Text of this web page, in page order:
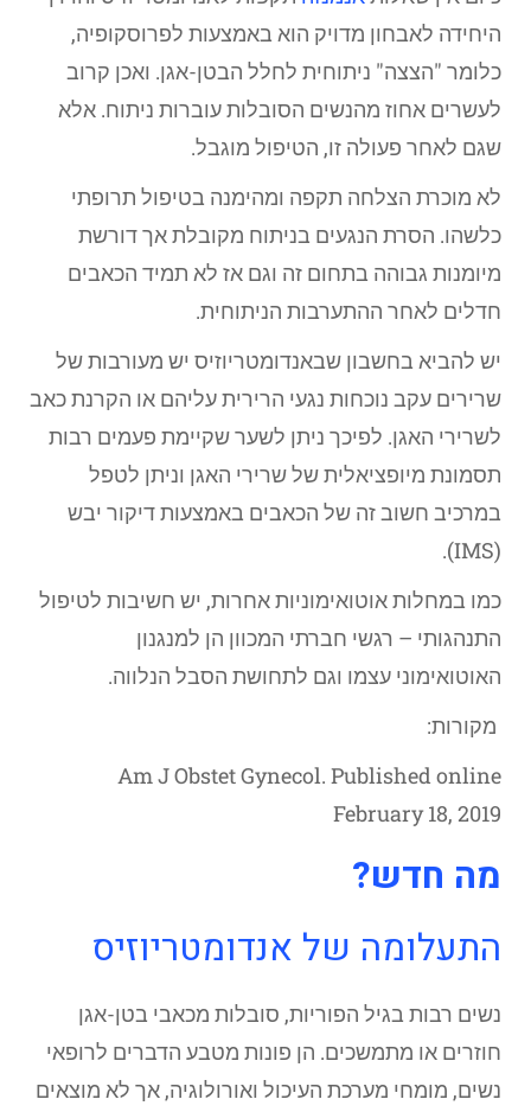
היחידה לאבחון מדויק הוא באמצעות לפרוסקופיה,
כלומר "הצצה" ניתוחית לחלל הבטן-אגן. ואכן קרוב
לעשרים אחוז מהנשים הסובלות עוברות ניתוח. אלא
שגם לאחר פעולה זו, הטיפול מוגבל.
לא מוכרת הצלחה תקפה ומהימנה בטיפול תרופתי
כלשהו. הסרת הנגעים בניתוח מקובלת אך דורשת
מיומנות גבוהה בתחום זה וגם אז לא תמיד הכאבים
חדלים לאחר ההתערבות הניתוחית.
יש להביא בחשבון שבאנדומטריוזיס יש מעורבות של
שרירים עקב נוכחות נגעי הרירית עליהם או הקרנת כאב
לשרירי האגן. לפיכך ניתן לשער שקיימת פעמים רבות
תסמונת מיופציאלית של שרירי האגן וניתן לטפל
במרכיב חשוב זה של הכאבים באמצעות דיקור יבש
(IMS).
כמו במחלות אוטואימוניות אחרות, יש חשיבות לטיפול
התנהגותי – רגשי חברתי המכוון הן למנגנון
האוטואימוני עצמו וגם לתחושת הסבל הנלווה.
מקורות:
Am J Obstet Gynecol. Published online
February 18, 2019
מה חדש?
התעלומה של אנדומטריוזיס
נשים רבות בגיל הפוריות, סובלות מכאבי בטן-אגן
חוזרים או מתמשכים. הן פונות מטבע הדברים לרופאי
נשים, מומחי מערכת העיכול ואורולוגיה, אך לא מוצאים